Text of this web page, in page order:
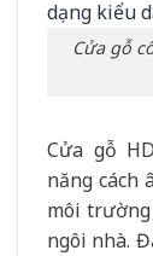
Cửa gỗ
Cửa gỗ
năng cách
môi
ngôi nhà.